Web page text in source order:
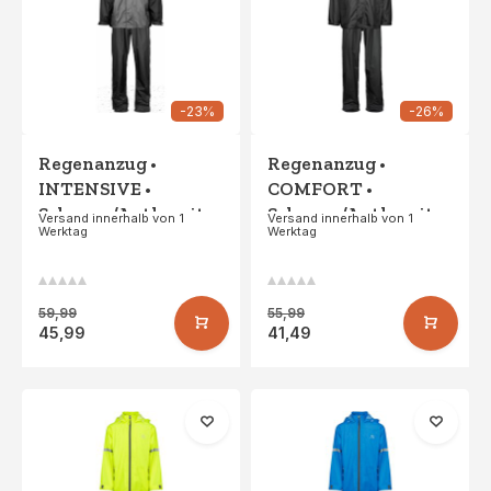
-23%
Regenanzug •
INTENSIVE •
Schwarz/Anthrazit
Versand innerhalb von 1
Werktag
59,99
45,99
-26%
Regenanzug •
COMFORT •
Schwarz/Anthrazit
Versand innerhalb von 1
Werktag
55,99
41,49